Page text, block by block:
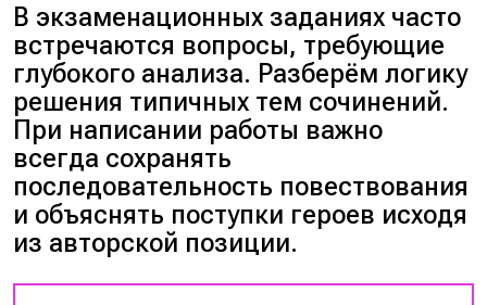
В экзаменационных заданиях часто
встречаются вопросы, требующие
глубокого анализа. Разберём логику
решения типичных тем сочинений.
При написании работы важно
всегда сохранять
последовательность повествования
и объяснять поступки героев исходя
из авторской позиции.